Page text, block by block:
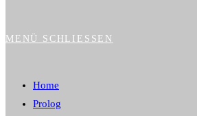
MENÜ SCHLIESSEN
Home
Prolog